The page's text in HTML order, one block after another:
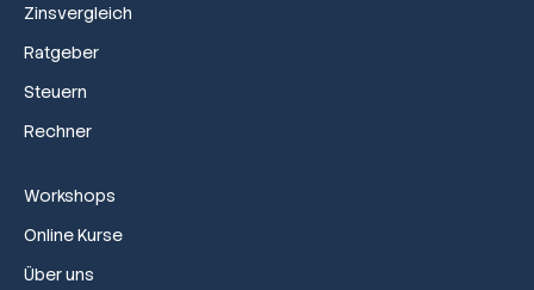
Zinsvergleich
Ratgeber
Steuern
Rechner
Workshops
Online Kurse
Über uns